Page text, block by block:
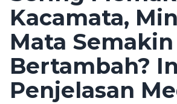
Kacamata,
Mata Semakin
Bertambah?
Penjelasan